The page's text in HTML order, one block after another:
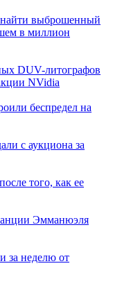
найти выброшенный
в миллион
DUV-литографов
NVidia
беспредел на
с аукциона за
того, как ее
Эмманюэля
за неделю от